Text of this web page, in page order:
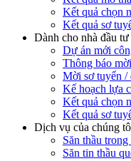
Kết quả chọn
Kết quả sơ
Dành cho nhà đầu tư
Dự án mới
Thông báo
Mời sơ tuyển /
Kế hoạch lựa
Kết quả chọn
Kết quả sơ
Dịch vụ của chúng
Săn thầu
Săn tin thầu